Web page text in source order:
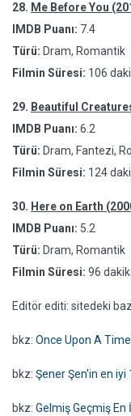
28. Me Before You
IMDB Puanı: 7.4
Türü: Dram, Romantik
Filmin Süresi: 106
29. Beautiful
IMDB Puanı: 6.2
Türü: Dram, Fantezi,
Filmin Süresi: 124
30. Here on Earth
IMDB Puanı: 5.2
Türü: Dram, Romantik
Filmin Süresi: 96
Editör editi: sitedeki
bkz: Once Upon A
bkz: Şener Şen'in en iyi
bkz: Gelmiş Geçmiş En